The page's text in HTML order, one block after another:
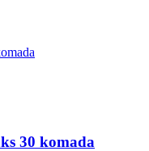
30 komada